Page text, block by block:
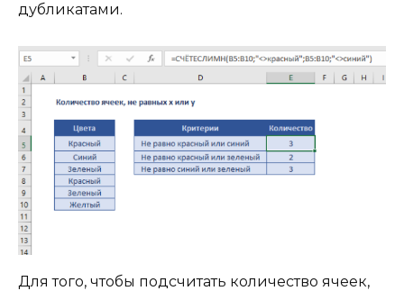
дубликатами.
Для того, чтобы подсчитать количество ячеек,